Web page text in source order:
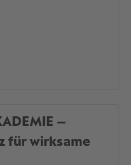
–
für wirksame